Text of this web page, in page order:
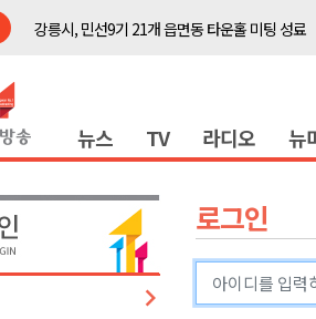
강릉시, 민선9기 21개 읍면동 타운홀 미팅 성료
<강원랜드> 마카오 카지노 "복합리조트로 진화
강원도립대학교, 하반기 평생교육원 수강생 모집
태백시, 28~29일 제5회 황부자 며느리 축제
오늘 극한폭염 계속..낮 최고 ‘영상 38도’
썩고, 무르고..농산물 피해 속출
뉴스 TV 라디오 뉴
로그인